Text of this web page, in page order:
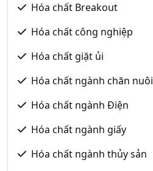
Hóa chất Breakout
Hóa chất công nghiệp
Hóa chất giặt ủi
Hóa chất ngành chăn nuôi
Hóa chất ngành Điện
Hóa chất ngành giấy
Hóa chất ngành thủy sản